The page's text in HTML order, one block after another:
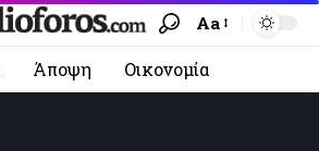
Aa
Άποψη Οικονομία